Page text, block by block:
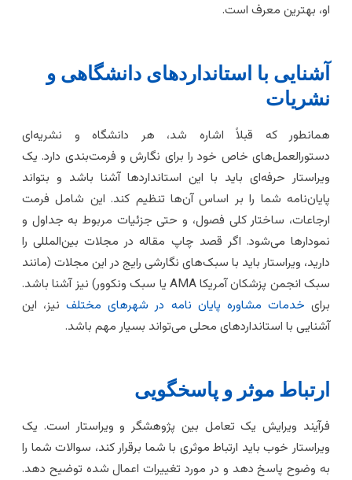
بهترین معرف است.
با استانداردهای دانشگاهی و
که قبلاً اشاره شد، هر دانشگاه و نشریه‌ای
خاص خود را برای نگارش و فرمت‌بندی دارد. یک
حرفه‌ای باید با این استانداردها آشنا باشد و بتواند
شما را بر اساس آن‌ها تنظیم کند. این شامل فرمت
ساختار کلی فصول، و حتی جزئیات مربوط به جداول و
می‌شود. اگر قصد چاپ مقاله در مجلات بین‌المللی را
ویراستار باید با سبک‌های نگارشی رایج در این مجلات (مانند
سبک انجمن پزشکان آمریکا AMA یا سبک ونکوور) نیز آشنا باشد.
خدمات مشاوره پایان نامه در شهرهای مختلفنیز، این
با استانداردهای محلی می‌تواند بسیار مهم باشد.
موثر و پاسخگویی
ویرایش یک تعامل بین پژوهشگر و ویراستار است. یک
خوب باید ارتباط موثری با شما برقرار کند، سوالات شما را
وضوح پاسخ دهد و در مورد تغییرات اعمال شده توضیح دهد.